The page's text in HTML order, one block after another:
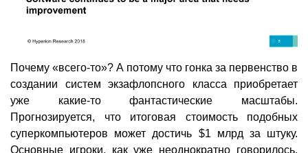
Почему «всего-то»? А потому что гонка за первенство в
создании систем экзафлопсного класса приобретает
уже какие-то фантастические масштабы.
Прогнозируется, что итоговая стоимость подобных
суперкомпьютеров может достичь $1 млрд за штуку.
Основные игроки, как уже неоднократно говорилось,